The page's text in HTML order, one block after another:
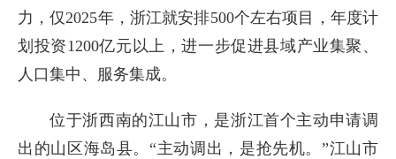
力，仅2025年，浙江就安排500个左右项目，年度计
划投资1200亿元以上，进一步促进县域产业集聚、
人口集中、服务集成。
位于浙西南的江山市，是浙江首个主动申请调
出的山区海岛县。“主动调出，是抢先机。”江山市